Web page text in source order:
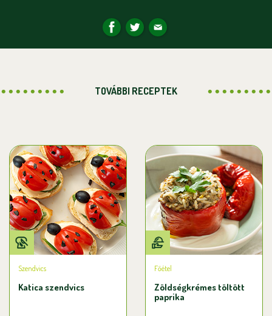
TOVÁBBI RECEPTEK
Szendvics
Katica szendvics
Főétel
Zöldségkrémes töltött
paprika